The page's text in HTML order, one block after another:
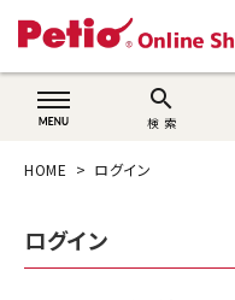
search
検 索
うさぎ用品
HOME ログイン
ログイン